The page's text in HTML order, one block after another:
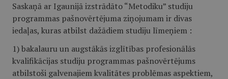
Saskaņā ar Igaunijā izstrādāto “Metodiku” studiju
programmas pašnovērtējuma ziņojumam ir divas
iedaļas, kuras atbilst dažādiem studiju līmeņiem :
1) bakalauru un augstākās izglītības profesionālās
kvalifikācijas studiju programmas pašnovērtējums
atbilstoši galvenajiem kvalitātes problēmas aspektiem,